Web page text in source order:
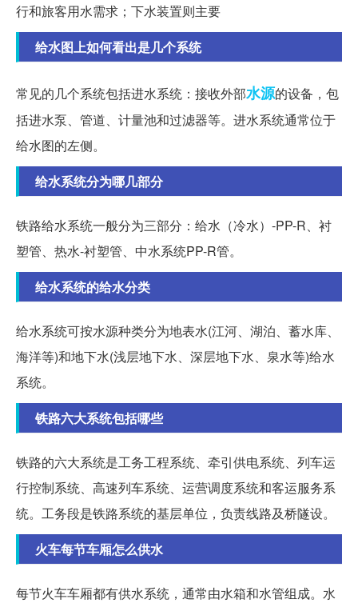
行和旅客用水需求；下水装置则主要
给水图上如何看出是几个系统
常见的几个系统包括进水系统：接收外部水源的设备，包
括进水泵、管道、计量池和过滤器等。进水系统通常位于
给水图的左侧。
给水系统分为哪几部分
铁路给水系统一般分为三部分：给水（冷水）-PP-R、衬
塑管、热水-衬塑管、中水系统PP-R管。
给水系统的给水分类
给水系统可按水源种类分为地表水(江河、湖泊、蓄水库、
海洋等)和地下水(浅层地下水、深层地下水、泉水等)给水
系统。
铁路六大系统包括哪些
铁路的六大系统是工务工程系统、牵引供电系统、列车运
行控制系统、高速列车系统、运营调度系统和客运服务系
统。工务段是铁路系统的基层单位，负责线路及桥隧设。
火车每节车厢怎么供水
每节火车车厢都有供水系统，通常由水箱和水管组成。水